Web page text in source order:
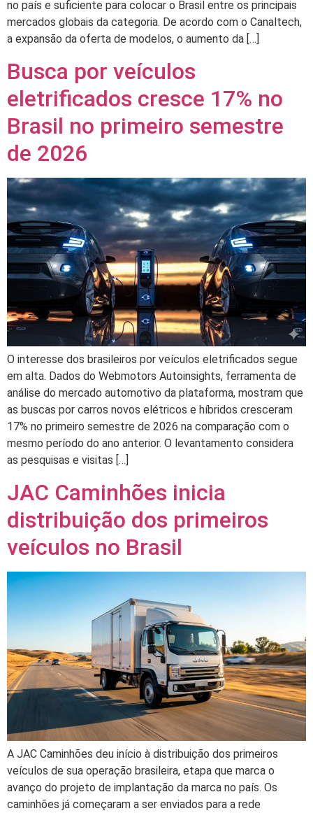
no país e suficiente para colocar o Brasil entre os principais
mercados globais da categoria. De acordo com o Canaltech,
a expansão da oferta de modelos, o aumento da […]
Busca por veículos
eletrificados cresce 17% no
Brasil no primeiro semestre
de 2026
O interesse dos brasileiros por veículos eletrificados segue
em alta. Dados do Webmotors Autoinsights, ferramenta de
análise do mercado automotivo da plataforma, mostram que
as buscas por carros novos elétricos e híbridos cresceram
17% no primeiro semestre de 2026 na comparação com o
mesmo período do ano anterior. O levantamento considera
as pesquisas e visitas […]
JAC Caminhões inicia
distribuição dos primeiros
veículos no Brasil
A JAC Caminhões deu início à distribuição dos primeiros
veículos de sua operação brasileira, etapa que marca o
avanço do projeto de implantação da marca no país. Os
caminhões já começaram a ser enviados para a rede